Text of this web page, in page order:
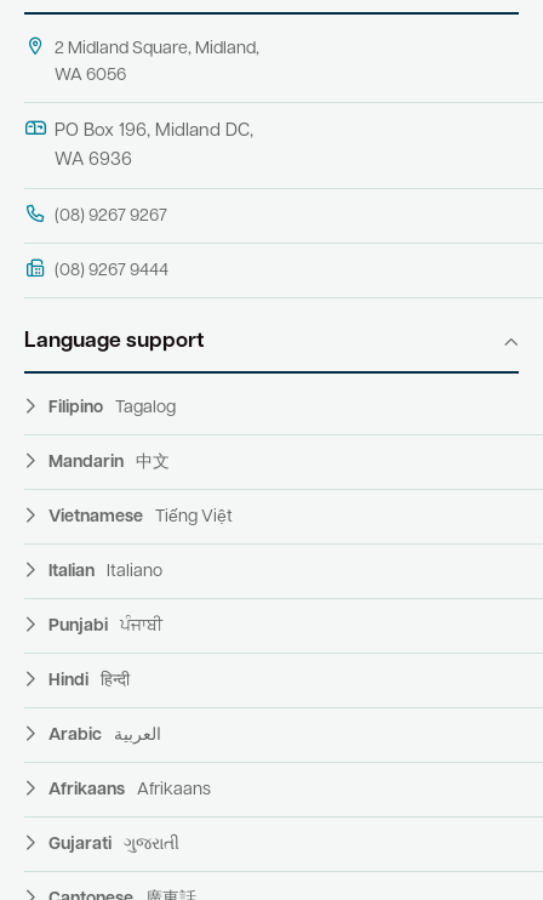
2 Midland Square, Midland,
WA 6056
PO Box 196, Midland DC,
WA 6936
(08) 9267 9267
(08) 9267 9444
Language support
Filipino Tagalog
Mandarin 中文
Vietnamese Tiếng Việt
Italian Italiano
Punjabi ਪੰਜਾਬੀ
Hindi हिन्दी
Arabic العربية
Afrikaans Afrikaans
Gujarati ગુજરાતી